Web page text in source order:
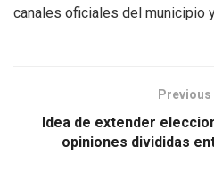
canales oficiales del municipio
Idea de extender
opiniones divididas